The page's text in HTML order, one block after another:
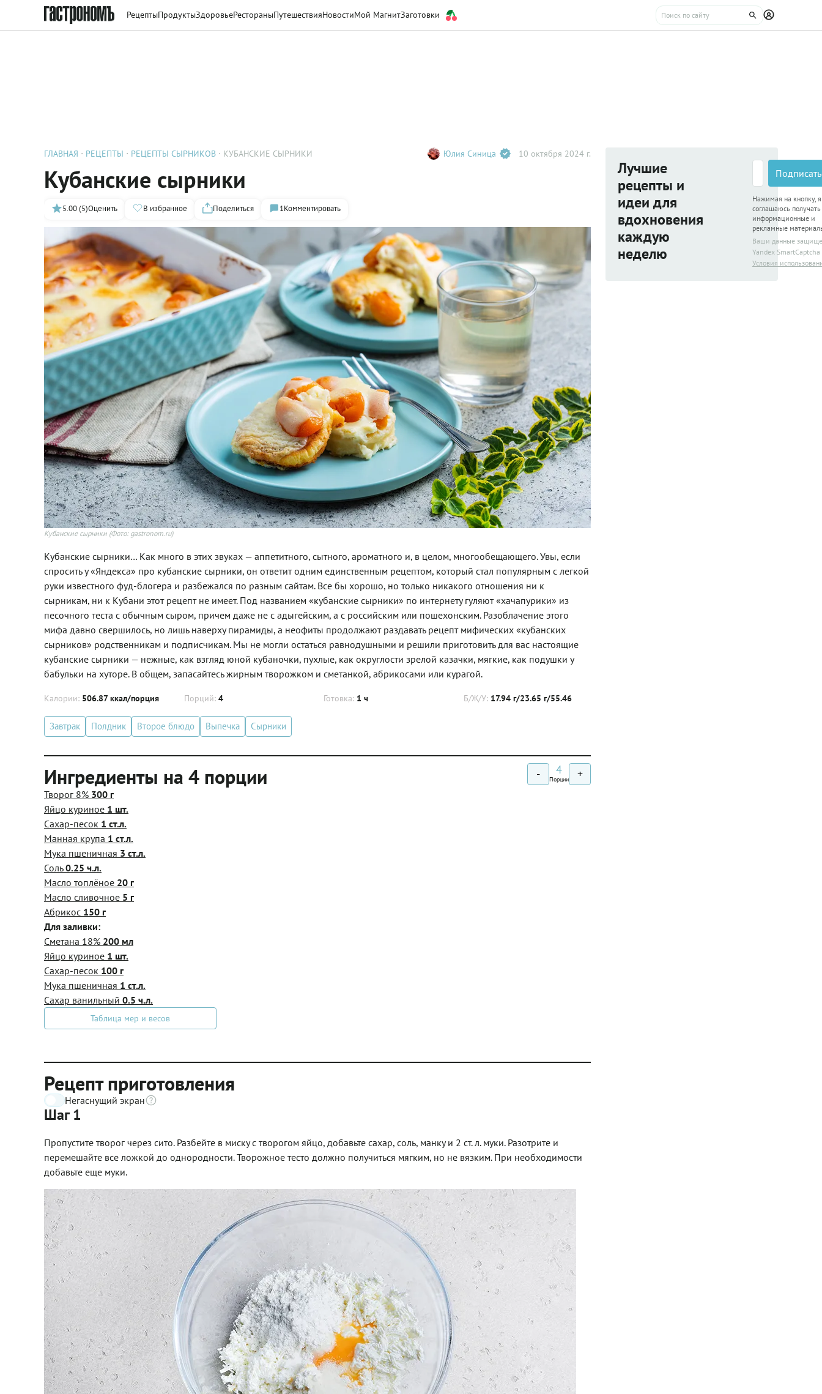
РецептыПродуктыЗдоровьеРестораныПутешествияНовостиМой МагнитЗаготовки
ГЛАВНАЯ РЕЦЕПТЫ РЕЦЕПТЫ СЫРНИКОВ КУБАНСКИЕ СЫРНИКИ Юлия Синица 10 октября 2024 г.
Кубанские сырники
5.00 (5)Оценить В избранное Поделиться 1Комментировать
Кубанские сырники (Фото: gastronom.ru)
Кубанские сырники… Как много в этих звуках — аппетитного, сытного, ароматного и, в целом, многообещающего. Увы, если
спросить у «Яндекса» про кубанские сырники, он ответит одним единственным рецептом, который стал популярным с легкой
руки известного фуд-блогера и разбежался по разным сайтам. Все бы хорошо, но только никакого отношения ни к
сырникам, ни к Кубани этот рецепт не имеет. Под названием «кубанские сырники» по интернету гуляют «хачапурики» из
песочного теста с обычным сыром, причем даже не с адыгейским, а с российским или пошехонским. Разоблачение этого
мифа давно свершилось, но лишь наверху пирамиды, а неофиты продолжают раздавать рецепт мифических «кубанских
сырников» родственникам и подписчикам. Мы не могли остаться равнодушными и решили приготовить для вас настоящие
кубанские сырники — нежные, как взгляд юной кубаночки, пухлые, как округлости зрелой казачки, мягкие, как подушки у
бабульки на хуторе. В общем, запасайтесь жирным творожком и сметанкой, абрикосами или курагой.
Калории: 506.87 ккал/порция Порций: 4 Готовка: 1 ч Б/Ж/У: 17.94 г/23.65 г/55.46
Завтрак Полдник Второе блюдо Выпечка Сырники
Ингредиенты на 4 порции - 4
Порции +
Творог 8% 300 г
Яйцо куриное 1 шт.
Сахар-песок 1 ст.л.
Манная крупа 1 ст.л.
Мука пшеничная 3 ст.л.
Соль0.25 ч.л.
Масло топлёное 20 г
Масло сливочное 5 г
Абрикос 150 г
Для заливки:
Сметана 18% 200 мл
Яйцо куриное 1 шт.
Сахар-песок 100 г
Мука пшеничная 1 ст.л.
Сахар ванильный 0.5 ч.л.
Таблица мер и весов
Рецепт приготовления
Негаснущий экран
Шаг 1
Пропустите творог через сито. Разбейте в миску с творогом яйцо, добавьте сахар, соль, манку и 2 ст. л. муки. Разотрите и
перемешайте все ложкой до однородности. Творожное тесто должно получиться мягким, но не вязким. При необходимости
добавьте еще муки.
Лучшие
рецепты и
идеи для
вдохновения
каждую
неделю
Нажимая на кнопку, я
соглашаюсь получать
информационные и
рекламные
Ваши данные
Yandex SmartCaptcha
Условия